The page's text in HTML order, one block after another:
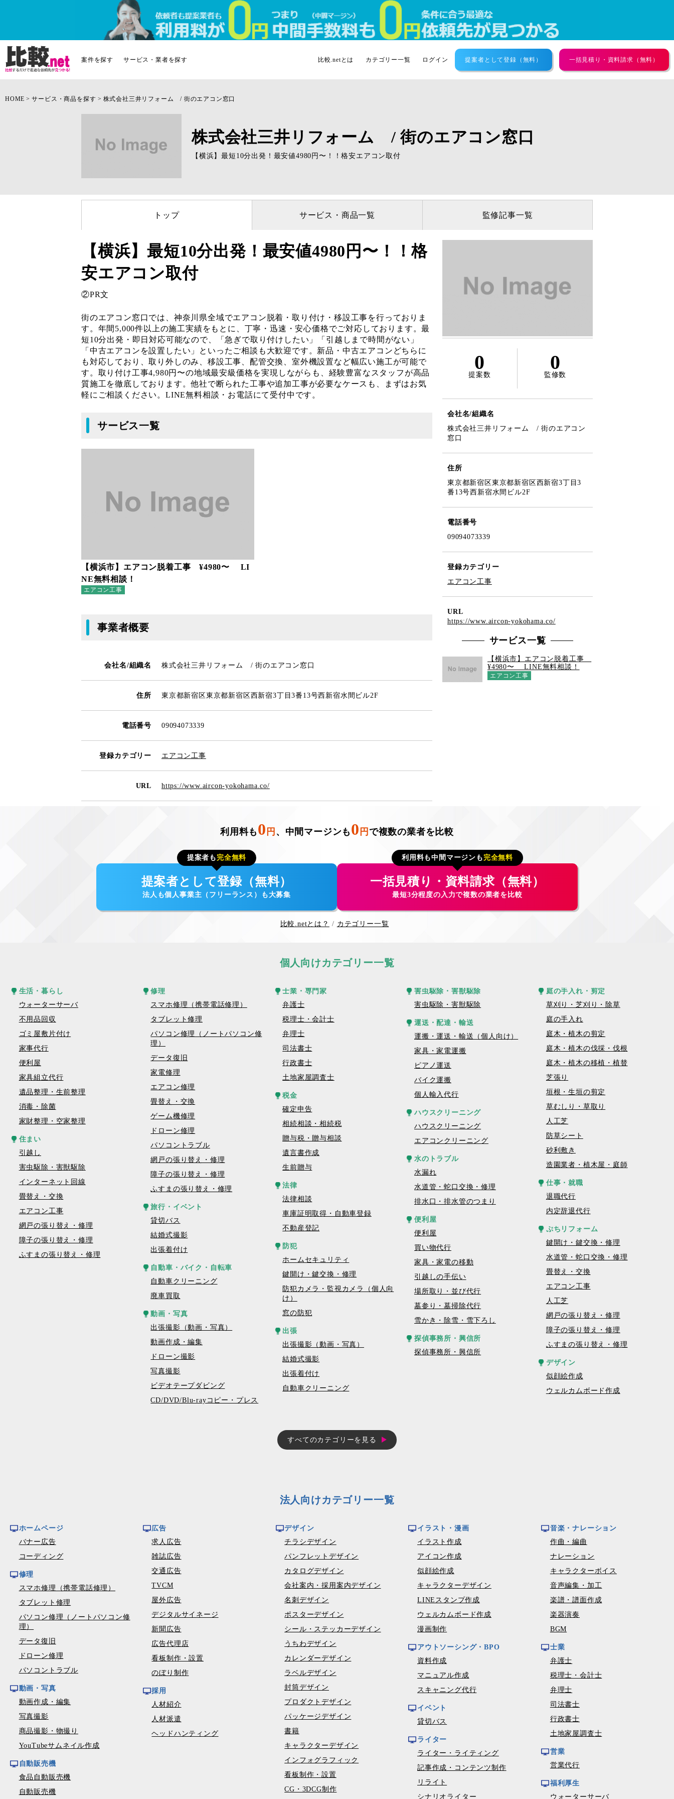
案件を探す サービス・業者を探す 比較.netとは カテゴリー一覧 ログイン 提案者として登録（無料） 一括見積り・資料請求（無料）
HOME サービス・商品を探す 株式会社三井リフォーム / 街のエアコン窓口
株式会社三井リフォーム / 街のエアコン窓口
【横浜】最短10分出発！最安値4980円〜！！格安エアコン取付
トップ サービス・商品一覧 監修記事一覧
【横浜】最短10分出発！最安値4980円〜！！格
安エアコン取付
②PR文
街のエアコン窓口では、神奈川県全域でエアコン脱着・取り付け・移設工事を行っておりま
す。年間5,000件以上の施工実績をもとに、丁寧・迅速・安心価格でご対応しております。最
短10分出発・即日対応可能なので、「急ぎで取り付けしたい」「引越しまで時間がない」
「中古エアコンを設置したい」といったご相談も大歓迎です。新品・中古エアコンどちらに
も対応しており、取り外しのみ、移設工事、配管交換、室外機設置など幅広い施工が可能で
す。取り付け工事4,980円〜の地域最安級価格を実現しながらも、経験豊富なスタッフが高品
質施工を徹底しております。他社で断られた工事や追加工事が必要なケースも、まずはお気
軽にご相談ください。LINE無料相談・お電話にて受付中です。
サービス一覧
【横浜市】エアコン脱着工事 ¥4980〜 LI
NE無料相談！
エアコン工事
事業者概要
会社名/組織名 株式会社三井リフォーム / 街のエアコン窓口
住所 東京都新宿区東京都新宿区西新宿3丁目3番13号西新宿水間ビル2F
電話番号 09094073339
登録カテゴリー エアコン工事
URL https://www.aircon-yokohama.co/
0
提案数
0
監修数
会社名/組織名
株式会社三井リフォーム / 街のエアコン
窓口
住所
東京都新宿区東京都新宿区西新宿3丁目3
番13号西新宿水間ビル2F
電話番号
09094073339
登録カテゴリー
エアコン工事
URL
https://www.aircon-yokohama.co/
サービス一覧
【横浜市】エアコン脱着工事
¥4980〜 LINE無料相談！
エアコン工事
利用料も 0 円 、中間マージンも 0 円 で複数の業者を比較
提案者も 完全無料
提案者として登録（無料）
法人も個人事業主（フリーランス）も大募集
利用料も中間マージンも 完全無料
一括見積り・資料請求（無料）
最短3分程度の入力で複数の業者を比較
比較.netとは？ カテゴリー一覧
個人向けカテゴリー一覧
生活・暮らし
ウォーターサーバ
不用品回収
ゴミ屋敷片付け
家事代行
便利屋
家具組立代行
遺品整理・生前整理
消毒・除菌
家財整理・空家整理
住まい
引越し
害虫駆除・害獣駆除
インターネット回線
畳替え・交換
エアコン工事
網戸の張り替え・修理
障子の張り替え・修理
ふすまの張り替え・修理
修理
スマホ修理（携帯電話修理）
タブレット修理
パソコン修理（ノートパソコン修
理）
データ復旧
家電修理
エアコン修理
畳替え・交換
ゲーム機修理
ドローン修理
パソコントラブル
網戸の張り替え・修理
障子の張り替え・修理
ふすまの張り替え・修理
旅行・イベント
貸切バス
結婚式撮影
出張着付け
自動車・バイク・自転車
自動車クリーニング
廃車買取
動画・写真
出張撮影（動画・写真）
動画作成・編集
ドローン撮影
写真撮影
ビデオテープダビング
CD/DVD/Blu-rayコピー・プレス
士業・専門家
弁護士
税理士・会計士
弁理士
司法書士
行政書士
土地家屋調査士
税金
確定申告
相続相談・相続税
贈与税・贈与相談
遺言書作成
生前贈与
法律
法律相談
車庫証明取得・自動車登録
不動産登記
防犯
ホームセキュリティ
鍵開け・鍵交換・修理
防犯カメラ・監視カメラ（個人向
け）
窓の防犯
出張
出張撮影（動画・写真）
結婚式撮影
出張着付け
自動車クリーニング
害虫駆除・害獣駆除
害虫駆除・害獣駆除
運送・配達・輸送
運搬・運送・輸送（個人向け）
家具・家電運搬
ピアノ運送
バイク運搬
個人輸入代行
ハウスクリーニング
ハウスクリーニング
エアコンクリーニング
水のトラブル
水漏れ
水道管・蛇口交換・修理
排水口・排水管のつまり
便利屋
便利屋
買い物代行
家具・家電の移動
引越しの手伝い
場所取り・並び代行
墓参り・墓掃除代行
雪かき・除雪・雪下ろし
探偵事務所・興信所
探偵事務所・興信所
庭の手入れ・剪定
草刈り・芝刈り・除草
庭の手入れ
庭木・植木の剪定
庭木・植木の伐採・伐根
庭木・植木の移植・植替
芝張り
垣根・生垣の剪定
草むしり・草取り
人工芝
防草シート
砂利敷き
造園業者・植木屋・庭師
仕事・就職
退職代行
内定辞退代行
ぷちリフォーム
鍵開け・鍵交換・修理
水道管・蛇口交換・修理
畳替え・交換
エアコン工事
人工芝
網戸の張り替え・修理
障子の張り替え・修理
ふすまの張り替え・修理
デザイン
似顔絵作成
ウェルカムボード作成
すべてのカテゴリーを見る
法人向けカテゴリー一覧
ホームページ
バナー広告
コーディング
修理
スマホ修理（携帯電話修理）
タブレット修理
パソコン修理（ノートパソコン修
理）
データ復旧
ドローン修理
パソコントラブル
動画・写真
動画作成・編集
写真撮影
商品撮影・物撮り
YouTubeサムネイル作成
自動販売機
食品自動販売機
自動販売機
広告
求人広告
雑誌広告
交通広告
TVCM
屋外広告
デジタルサイネージ
新聞広告
広告代理店
看板制作・設置
のぼり制作
採用
人材紹介
人材派遣
ヘッドハンティング
デザイン
チラシデザイン
パンフレットデザイン
カタログデザイン
会社案内・採用案内デザイン
名刺デザイン
ポスターデザイン
シール・ステッカーデザイン
うちわデザイン
カレンダーデザイン
ラベルデザイン
封筒デザイン
プロダクトデザイン
パッケージデザイン
書籍
キャラクターデザイン
インフォグラフィック
看板制作・設置
CG・3DCG制作
イラスト・漫画
イラスト作成
アイコン作成
似顔絵作成
キャラクターデザイン
LINEスタンプ作成
ウェルカムボード作成
漫画制作
アウトソーシング・BPO
資料作成
マニュアル作成
スキャニング代行
イベント
貸切バス
ライター
ライター・ライティング
記事作成・コンテンツ制作
リライト
シナリオライター
音楽・ナレーション
作曲・編曲
ナレーション
キャラクターボイス
音声編集・加工
楽譜・譜面作成
楽器演奏
BGM
士業
弁護士
税理士・会計士
弁理士
司法書士
行政書士
土地家屋調査士
営業
営業代行
福利厚生
ウォーターサーバ